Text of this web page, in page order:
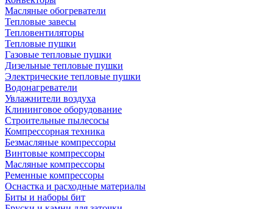
Масляные обогреватели
Тепловые завесы
Тепловентиляторы
Тепловые пушки
Газовые тепловые пушки
Дизельные тепловые пушки
Электрические тепловые пушки
Водонагреватели
Увлажнители воздуха
Клининговое оборудование
Строительные пылесосы
Компрессорная техника
Безмасляные компрессоры
Винтовые компрессоры
Масляные компрессоры
Ременные компрессоры
Оснастка и расходные материалы
Биты и наборы бит